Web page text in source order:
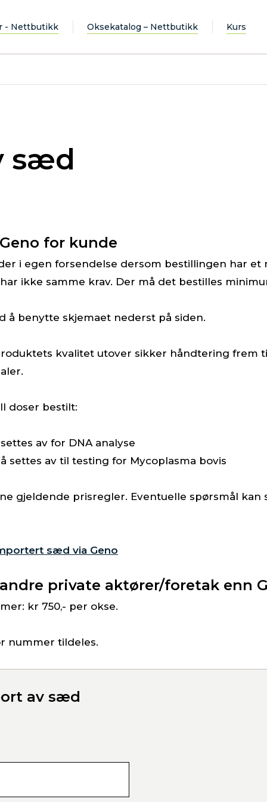
- Nettbutikk Oksekatalog – Nettbutikk Kurs
sæd
for kunde
i egen forsendelse dersom bestillingen har et
ikke samme krav. Der må det bestilles
å benytte skjemaet nederst på siden.
kvalitet utover sikker håndtering frem
doser bestilt:
av for DNA analyse
settes av til testing for Mycoplasma bovis
gjeldende prisregler. Eventuelle spørsmål kan
sæd via Geno
private aktører/foretak enn
kr 750,- per okse.
nummer tildeles.
av sæd